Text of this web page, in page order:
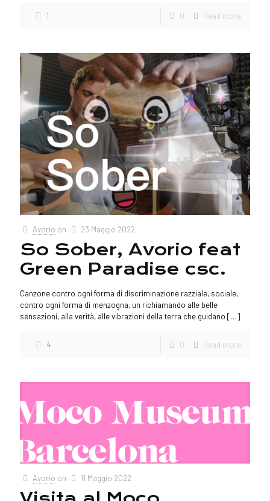
1 0 Read more
Avorio on 23 Maggio 2022
So Sober, Avorio feat
Green Paradise csc.
Canzone contro ogni forma di discriminazione razziale, sociale,
contro ogni forma di menzogna, un richiamando alle belle
sensazioni, alla verità, alle vibrazioni della terra che guidano […]
4 0 Read more
Avorio on 11 Maggio 2022